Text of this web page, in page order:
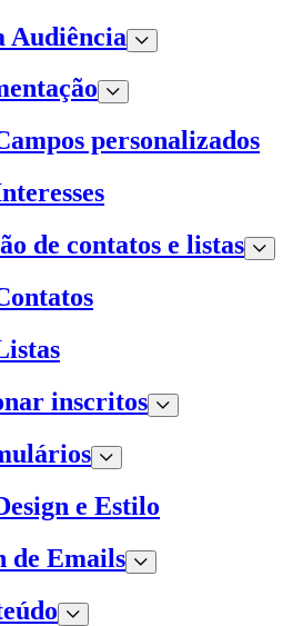
Audiência
personalizados
de contatos e listas
inscritos
e Estilo
de Emails